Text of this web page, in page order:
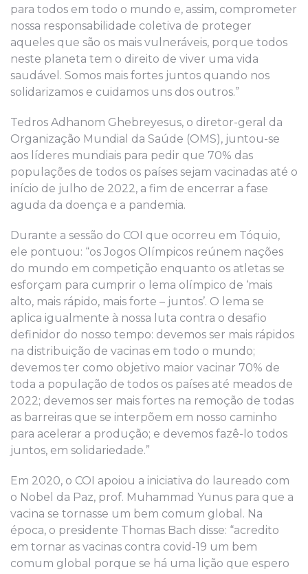
para todos em todo o mundo e, assim, comprometer
nossa responsabilidade coletiva de proteger
aqueles que são os mais vulneráveis, porque todos
neste planeta tem o direito de viver uma vida
saudável. Somos mais fortes juntos quando nos
solidarizamos e cuidamos uns dos outros.”
Tedros Adhanom Ghebreyesus, o diretor-geral da
Organização Mundial da Saúde (OMS), juntou-se
aos líderes mundiais para pedir que 70% das
populações de todos os países sejam vacinadas até o
início de julho de 2022, a fim de encerrar a fase
aguda da doença e a pandemia.
Durante a sessão do COI que ocorreu em Tóquio,
ele pontuou: “os Jogos Olímpicos reúnem nações
do mundo em competição enquanto os atletas se
esforçam para cumprir o lema olímpico de ‘mais
alto, mais rápido, mais forte – juntos’. O lema se
aplica igualmente à nossa luta contra o desafio
definidor do nosso tempo: devemos ser mais rápidos
na distribuição de vacinas em todo o mundo;
devemos ter como objetivo maior vacinar 70% de
toda a população de todos os países até meados de
2022; devemos ser mais fortes na remoção de todas
as barreiras que se interpõem em nosso caminho
para acelerar a produção; e devemos fazê-lo todos
juntos, em solidariedade.”
Em 2020, o COI apoiou a iniciativa do laureado com
o Nobel da Paz, prof. Muhammad Yunus para que a
vacina se tornasse um bem comum global. Na
época, o presidente Thomas Bach disse: “acredito
em tornar as vacinas contra covid-19 um bem
comum global porque se há uma lição que espero